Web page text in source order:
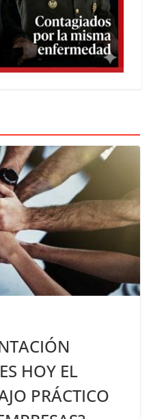
HOY EL
PRÁCTICO